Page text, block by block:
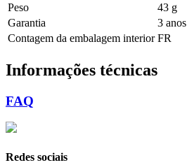
Peso
43 g
Garantia
3 anos
Contagem da embalagem interior FR
Informações técnicas
FAQ
Redes sociais